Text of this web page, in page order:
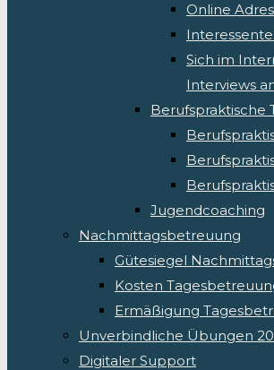
Online
Sich im
Interviews
Berufspraktische
Jugendcoaching
Nachmittagsbetreuung
Gütesiegel
Kosten
Ermäßigung
Unverbindliche Übungen
Digitaler Support